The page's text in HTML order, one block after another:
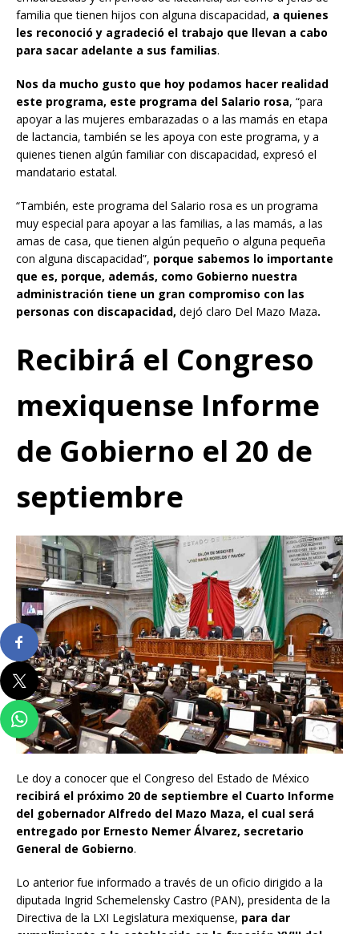
familia que tienen hijos con alguna discapacidad, a quienes
les reconoció y agradeció el trabajo que llevan a cabo
para sacar adelante a sus familias.
Nos da mucho gusto que hoy podamos hacer realidad
este programa, este programa del Salario rosa, “para
apoyar a las mujeres embarazadas o a las mamás en etapa
de lactancia, también se les apoya con este programa, y a
quienes tienen algún familiar con discapacidad, expresó el
mandatario estatal.
“También, este programa del Salario rosa es un programa
muy especial para apoyar a las familias, a las mamás, a las
amas de casa, que tienen algún pequeño o alguna pequeña
con alguna discapacidad”, porque sabemos lo importante
que es, porque, además, como Gobierno nuestra
administración tiene un gran compromiso con las
personas con discapacidad, dejó claro Del Mazo Maza.
Recibirá el Congreso
mexiquense Informe
de Gobierno el 20 de
septiembre
Le doy a conocer que el Congreso del Estado de México
recibirá el próximo 20 de septiembre el Cuarto Informe
del gobernador Alfredo del Mazo Maza, el cual será
entregado por Ernesto Nemer Álvarez, secretario
General de Gobierno.
Lo anterior fue informado a través de un oficio dirigido a la
diputada Ingrid Schemelensky Castro (PAN), presidenta de la
Directiva de la LXI Legislatura mexiquense, para dar